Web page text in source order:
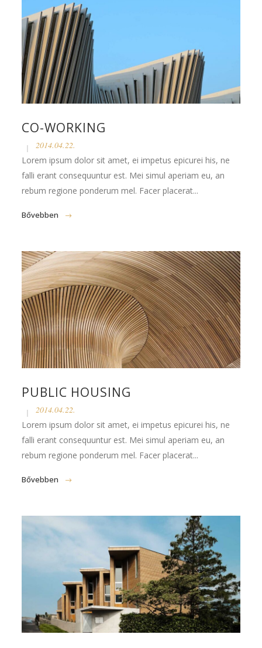
CO-WORKING
2014.04.22.
Lorem ipsum dolor sit amet, ei impetus epicurei his, ne
falli erant consequuntur est. Mei simul aperiam eu, an
rebum regione ponderum mel. Facer placerat...
Bővebben
PUBLIC HOUSING
2014.04.22.
Lorem ipsum dolor sit amet, ei impetus epicurei his, ne
falli erant consequuntur est. Mei simul aperiam eu, an
rebum regione ponderum mel. Facer placerat...
Bővebben